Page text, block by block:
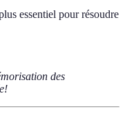
essentiel pour résoudre
des